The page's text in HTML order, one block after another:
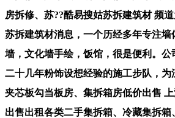
房拆修、苏??酷易搜姑苏拆建筑材 频
苏拆建筑材消息，一个历经多年专注
墙，文化墙手绘，饭馆，很是便利。
二十几年粉饰设想经验的施工步队，为
夹芯板勾当板房、集拆箱房低价出售
出售出租各类二手集拆箱、冷藏集拆